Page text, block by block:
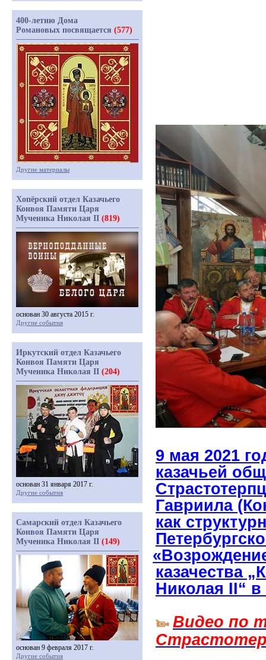
9 мая 2021
казачьей
Гавриила
как
казачества
Николая II“
Видео по
400-летию Дома
Романовых посвящается (577)
Другие материалы
Хопёрский отдел Казачьего
Конвоя Памяти Царя
Мученика Николая II (819)
основан 30 августа 2015 г.
Другие события
Иркутский отдел Казачьего
Конвоя Памяти Царя
Мученика Николая II (204)
основан 31 января 2017 г.
Другие события
Самарский отдел Казачьего
Конвоя Памяти Царя
Мученика Николая II (149)
основан 9 февраля 2017 г.
Другие события